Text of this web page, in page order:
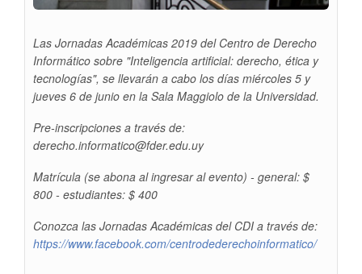
Las Jornadas Académicas 2019 del Centro de Derecho
Informático sobre "Inteligencia artificial: derecho, ética y
tecnologías", se llevarán a cabo los días miércoles 5 y
jueves 6 de junio en la Sala Maggiolo de la Universidad.
Pre-inscripciones a través de:
derecho.informatico@fder.edu.uy
Matrícula (se abona al ingresar al evento) - general: $
800 - estudiantes: $ 400
Conozca las Jornadas Académicas del CDI a través de:
https://www.facebook.com/centrodederechoinformatico/